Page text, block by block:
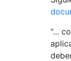
"...